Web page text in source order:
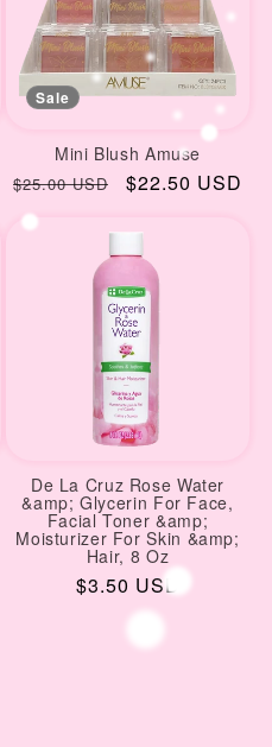
Sale
Mini Blush Amuse
Regular
price
$25.00 USD
Sale
$22.50 USD
De La Cruz Rose Water
&amp; Glycerin For Face,
Facial Toner &amp;
Moisturizer For Skin &amp;
Hair, 8 Oz
Regular
$3.50 USD